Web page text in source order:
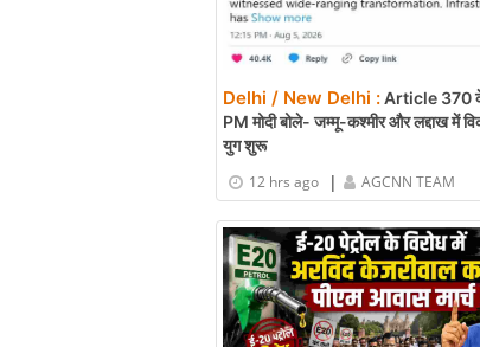
Delhi / New Delhi :Article 370
PM मोदी बोले- जम्मू-कश्मीर और लद्दाख में
युग शुरू
12 hrs ago
| AGCNN TEAM